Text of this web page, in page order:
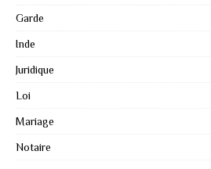
Garde
Inde
Juridique
Loi
Mariage
Notaire